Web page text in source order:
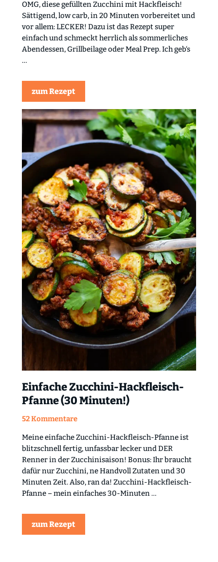
OMG, diese gefüllten Zucchini mit Hackfleisch!
Sättigend, low carb, in 20 Minuten vorbereitet und
vor allem: LECKER! Dazu ist das Rezept super
einfach und schmeckt herrlich als sommerliches
Abendessen, Grillbeilage oder Meal Prep. Ich geb‘s
…
zum Rezept
Einfache Zucchini-Hackfleisch-
Pfanne (30 Minuten!)
52 Kommentare
Meine einfache Zucchini-Hackfleisch-Pfanne ist
blitzschnell fertig, unfassbar lecker und DER
Renner in der Zucchinisaison! Bonus: Ihr braucht
dafür nur Zucchini, ne Handvoll Zutaten und 30
Minuten Zeit. Also, ran da! Zucchini-Hackfleisch-
Pfanne – mein einfaches 30-Minuten …
zum Rezept